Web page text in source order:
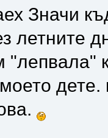
Значи
летните